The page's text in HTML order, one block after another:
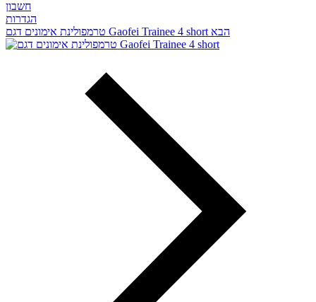
חשבון
הגדרות
טרמפולינת אימונים דגם Gaofei Trainee 4 short הבא